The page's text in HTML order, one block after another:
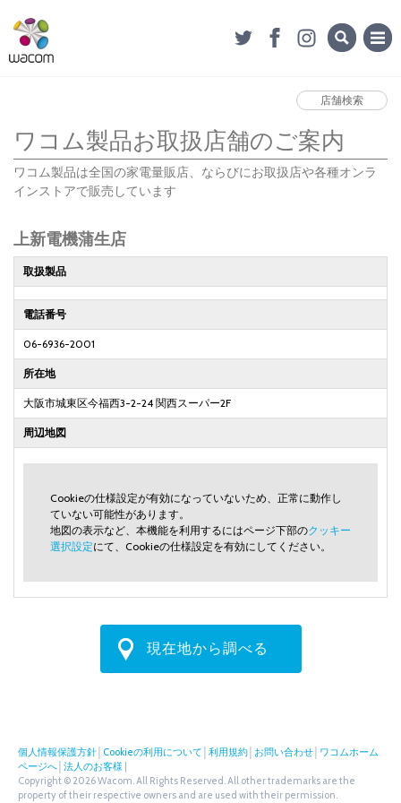
店舗検索
ワコム製品お取扱店舗のご案内
ワコム製品は全国の家電量販店、ならびにお取扱店や各種オンラ
インストアで販売しています
上新電機蒲生店
取扱製品
電話番号
06-6936-2001
所在地
大阪市城東区今福西3-2-24 関西スーパー2F
周辺地図
Cookieの仕様設定が有効になっていないため、正常に動作し
ていない可能性があります。
地図の表示など、本機能を利用するにはページ下部のクッキー
選択設定にて、Cookieの仕様設定を有効にしてください。
現在地から調べる
個人情報保護方針 Cookieの利用について 利用規約 お問い合わせ ワコムホーム
ページへ 法人のお客様
Copyright © 2026 Wacom. All Rights Reserved. All other trademarks are the
property of their respective owners and are used with their permission.